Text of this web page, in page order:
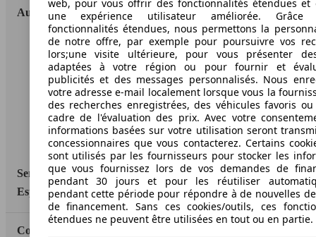
AutoScout24
A propos d'AutoScout24
Conditions d'utilisation
Informations légales
Protection des données
Accessibility Statement
Service
Espace Pro
Contact
web, pour vous offrir des fonctionnalités étendues et
une expérience utilisateur améliorée.
fonctionnalités étendues, nous permettons la
de notre offre, par exemple pour poursuivre vos
lors;une visite ultérieure, pour vous présenter
adaptées à votre région ou pour fournir et
publicités et des messages personnalisés. Nous
votre adresse e-mail localement lorsque vous la
des recherches enregistrées, des véhicules favoris
cadre de l'évaluation des prix. Avec votre
informations basées sur votre utilisation seront
concessionnaires que vous contacterez. Certains
sont utilisés par les fournisseurs pour stocker les
que vous fournissez lors de vos demandes de
pendant 30 jours et pour les réutiliser
pendant cette période pour répondre à de nouvelles
de financement. Sans ces cookies/outils, ces
étendues ne peuvent être utilisées en tout ou en partie.